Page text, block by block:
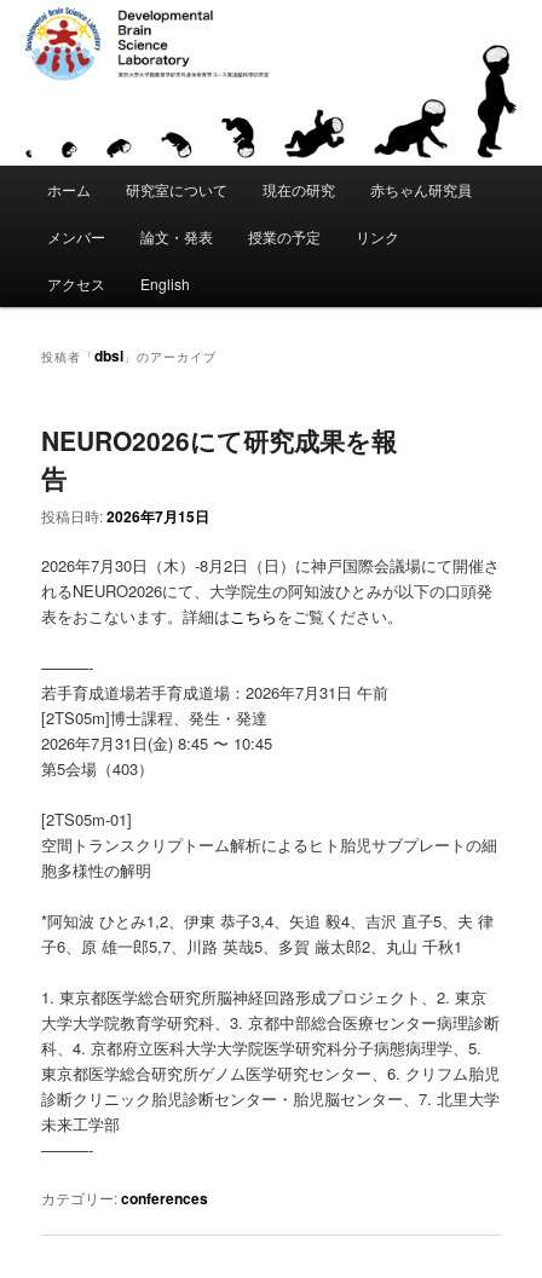
東京大学 大学院教育学研究科 発達脳
科学研究室｜Developmental Brain
Science Laboratory
「発達脳科学」は、東京大学 大学院教育学研究科・身体教育学コースに創設
された教育研究分野です。「こころ」と「からだ」が発達することの根本的
な原理を科学的に追究します。脳・身体・環境の間の動的な相互作用を通じ
て、運動・知覚・認知などがいかにして獲得されるかを研究します。遺伝要
因と環境要因の複雑な関係を分析し、発達と学習における適応性、創造性、
個性の創発メカニズムの理解をめざします。
ュ
メ
イ
ン
コ
テ
ツ
へ
動
サ
ブ
コ
ン
ン
へ
移
ホーム 研究室について 現在の研究 赤ちゃん研究員
メンバー 論文・発表 授業の予定 リンク
アクセス English
投稿者「dbsl 」のアーカイブ
NEURO2026にて研究成果を報
告
投稿日時:2026年7月15日
2026年7月30日（木）-8月2日（日）に神戸国際会議場にて開催さ
れるNEURO2026にて、大学院生の阿知波ひとみが以下の口頭発
表をおこないます。詳細は こちらをご覧ください。
———-
若手育成道場若手育成道場：2026年7月31日 午前
[2TS05m]博士課程、発生・発達
2026年7月31日(金) 8:45 〜 10:45
第5会場（403）
[2TS05m-01]
空間トランスクリプトーム解析によるヒト胎児サブプレートの細
胞多様性の解明
*阿知波 ひとみ1,2、伊東 恭子3,4、矢追 毅4、吉沢 直子5、夫 律
子6、原 雄一郎5,7、川路 英哉5、多賀 厳太郎2、丸山 千秋1
1. 東京都医学総合研究所脳神経回路形成プロジェクト、2. 東京
大学大学院教育学研究科、3. 京都中部総合医療センター病理診断
科、4. 京都府立医科大学大学院医学研究科分子病態病理学、5.
東京都医学総合研究所ゲノム医学研究センター、6. クリフム胎児
診断クリニック胎児診断センター・胎児脳センター、7. 北里大学
未来工学部
———-
カテゴリー:conferences